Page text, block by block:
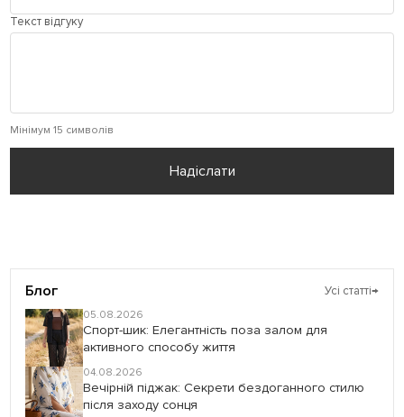
Текст відгуку
Мінімум 15 символів
Надіслати
Блог Усі статті→
05.08.2026
Спорт-шик: Елегантність поза залом для
активного способу життя
04.08.2026
Вечірній піджак: Секрети бездоганного стилю
після заходу сонця